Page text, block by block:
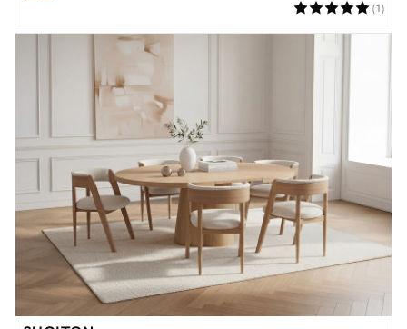
(1)